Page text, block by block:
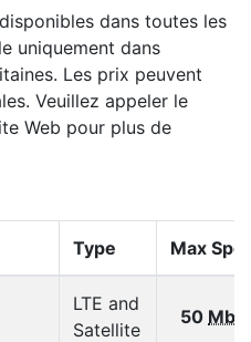
dans toutes les
uniquement dans
Les prix peuvent
Veuillez appeler le
Web pour plus de
Type Max
LTE and
Satellite
50